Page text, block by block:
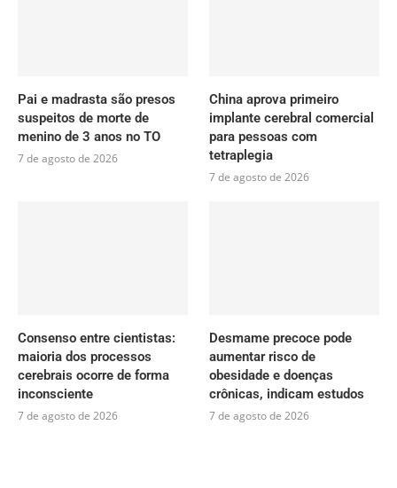
Pai e madrasta são presos
suspeitos de morte de
menino de 3 anos no TO
7 de agosto de 2026
China aprova primeiro
implante cerebral comercial
para pessoas com
tetraplegia
7 de agosto de 2026
Consenso entre cientistas:
maioria dos processos
cerebrais ocorre de forma
inconsciente
7 de agosto de 2026
Desmame precoce pode
aumentar risco de
obesidade e doenças
crônicas, indicam estudos
7 de agosto de 2026